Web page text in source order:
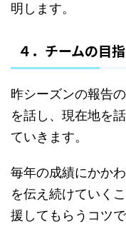
明します。
４．チームの目
昨シーズンの報告
を話し、現在地を
ていきます。
毎年の成績にかか
を伝え続けていく
援してもらうコツで